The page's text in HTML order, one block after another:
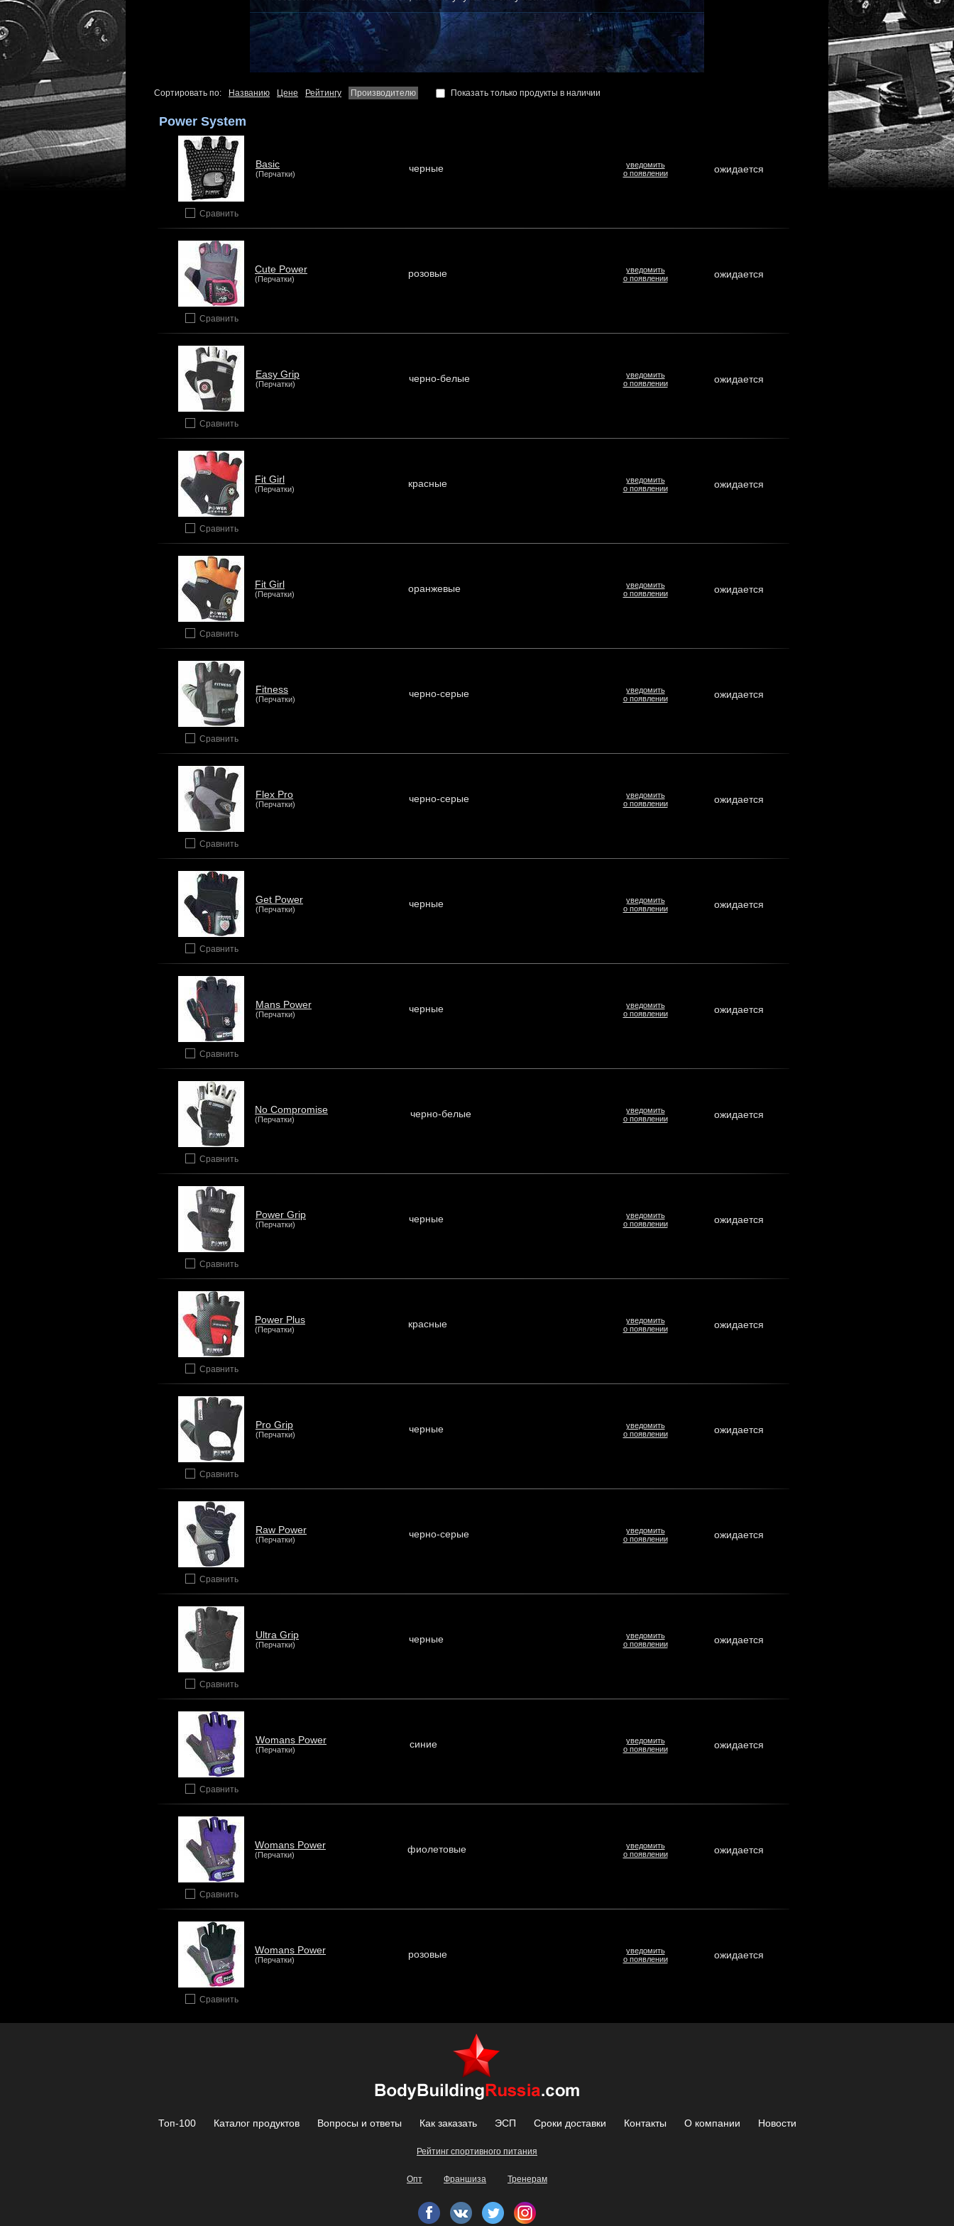
Сортировать по: Названию Цене Рейтингу Производителю Показать только продукты в наличии
Power System
Сравнить
Basic
(Перчатки) черные
уведомить
о появлении
ожидается
Сравнить
Cute Power
(Перчатки) розовые
уведомить
о появлении
ожидается
Сравнить
Easy Grip
(Перчатки) черно-белые
уведомить
о появлении
ожидается
Сравнить
Fit Girl
(Перчатки) красные
уведомить
о появлении
ожидается
Сравнить
Fit Girl
(Перчатки) оранжевые
уведомить
о появлении
ожидается
Сравнить
Fitness
(Перчатки) черно-серые
уведомить
о появлении
ожидается
Сравнить
Flex Pro
(Перчатки) черно-серые
уведомить
о появлении
ожидается
Сравнить
Get Power
(Перчатки) черные
уведомить
о появлении
ожидается
Сравнить
Mans Power
(Перчатки) черные
уведомить
о появлении
ожидается
Сравнить
No Compromise
(Перчатки) черно-белые
уведомить
о появлении
ожидается
Сравнить
Power Grip
(Перчатки) черные
уведомить
о появлении
ожидается
Сравнить
Power Plus
(Перчатки) красные
уведомить
о появлении
ожидается
Сравнить
Pro Grip
(Перчатки) черные
уведомить
о появлении
ожидается
Сравнить
Raw Power
(Перчатки) черно-серые
уведомить
о появлении
ожидается
Сравнить
Ultra Grip
(Перчатки) черные
уведомить
о появлении
ожидается
Сравнить
Womans Power
(Перчатки) синие
уведомить
о появлении
ожидается
Сравнить
Womans Power
(Перчатки) фиолетовые
уведомить
о появлении
ожидается
Сравнить
Womans Power
(Перчатки) розовые
уведомить
о появлении
ожидается
Топ-100 Каталог продуктов Вопросы и ответы Как заказать ЭСП Сроки доставки Контакты О компании Новости
Рейтинг спортивного питания
Опт Франшиза Тренерам